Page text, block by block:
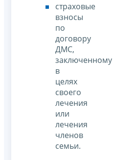
страховые
взносы
по
договору
ДМС,
заключенному
в
целях
своего
лечения
или
лечения
членов
семьи.